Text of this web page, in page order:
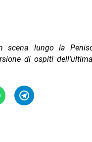
lungo la
di ospiti